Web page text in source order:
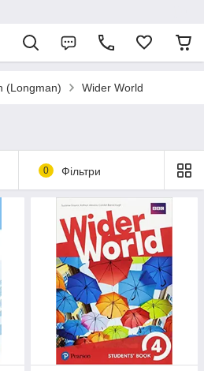
(Longman) Wider World
0 Фільтри